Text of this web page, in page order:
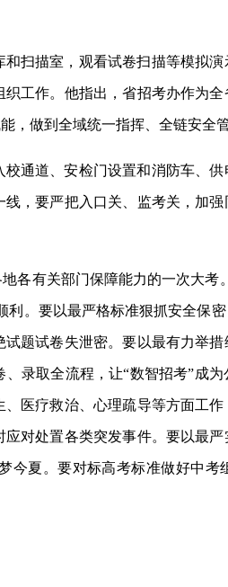
描室，观看试卷扫描等模拟演
工作。他指出，省招考办作为
，做到全域统一指挥、全链安全
道、安检门设置和消防车、供
，要严把入口关、监考关，加
有关部门保障能力的一次大考
。要以最严格标准狠抓安全保
题试卷失泄密。要以最有力举
录取全流程，让“数智招考”成
医疗救治、心理疏导等方面工
对处置各类突发事件。要以最
夏。要对标高考标准做好中